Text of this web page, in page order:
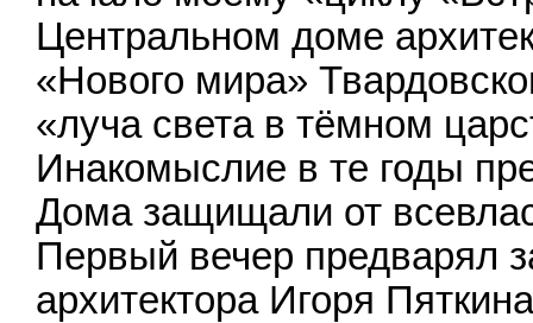
Центральном доме
«Нового мира»
«луча света в тёмном
Инакомыслие в те годы
Дома защищали от
Первый вечер предварял
архитектора Игоря